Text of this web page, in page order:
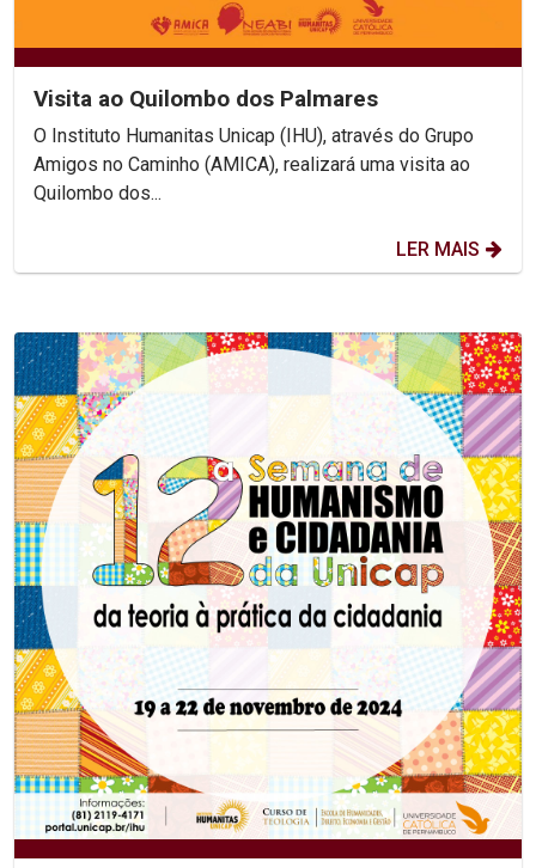
Visita ao Quilombo dos Palmares
O Instituto Humanitas Unicap (IHU), através do Grupo
Amigos no Caminho (AMICA), realizará uma visita ao
Quilombo dos...
LER MAIS